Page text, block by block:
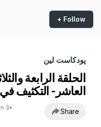
+ Follow
پودكاست لين
الحلقة الرابعة
العاشر- التكثيف في
3•
Share